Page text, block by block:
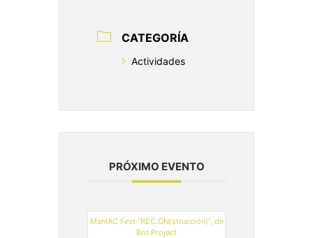
CATEGORÍA
Actividades
PRÓXIMO EVENTO
ManIAC Fest:“REC.ON(strucción)”, de
Bot Project